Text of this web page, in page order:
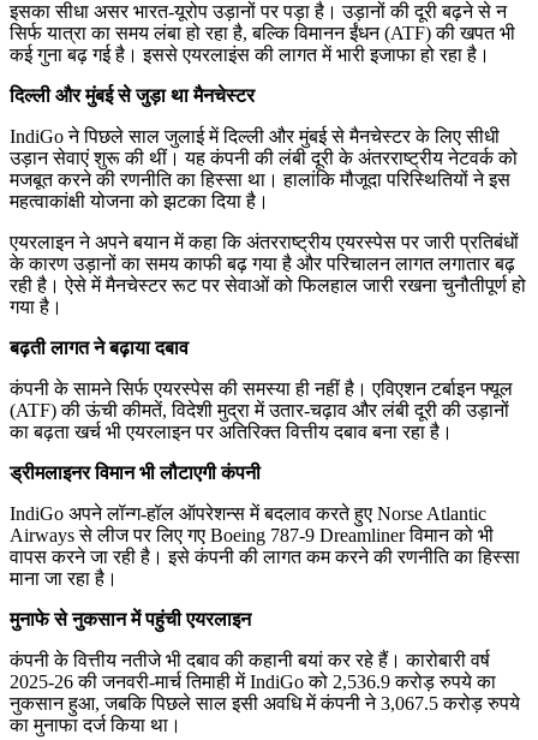
इसका सीधा असर भारत-यूरोप उड़ानों पर पड़ा है। उड़ानों की दूरी बढ़ने से न
सिर्फ यात्रा का समय लंबा हो रहा है, बल्कि विमानन ईंधन (ATF) की खपत भी
कई गुना बढ़ गई है। इससे एयरलाइंस की लागत में भारी इजाफा हो रहा है।
दिल्ली और मुंबई से जुड़ा था मैनचेस्टर
IndiGo ने पिछले साल जुलाई में दिल्ली और मुंबई से मैनचेस्टर के लिए सीधी
उड़ान सेवाएं शुरू की थीं। यह कंपनी की लंबी दूरी के अंतरराष्ट्रीय नेटवर्क को
मजबूत करने की रणनीति का हिस्सा था। हालांकि मौजूदा परिस्थितियों ने इस
महत्वाकांक्षी योजना को झटका दिया है।
एयरलाइन ने अपने बयान में कहा कि अंतरराष्ट्रीय एयरस्पेस पर जारी प्रतिबंधों
के कारण उड़ानों का समय काफी बढ़ गया है और परिचालन लागत लगातार बढ़
रही है। ऐसे में मैनचेस्टर रूट पर सेवाओं को फिलहाल जारी रखना चुनौतीपूर्ण हो
गया है।
बढ़ती लागत ने बढ़ाया दबाव
कंपनी के सामने सिर्फ एयरस्पेस की समस्या ही नहीं है। एविएशन टर्बाइन फ्यूल
(ATF) की ऊंची कीमतें, विदेशी मुद्रा में उतार-चढ़ाव और लंबी दूरी की उड़ानों
का बढ़ता खर्च भी एयरलाइन पर अतिरिक्त वित्तीय दबाव बना रहा है।
ड्रीमलाइनर विमान भी लौटाएगी कंपनी
IndiGo अपने लॉन्ग-हॉल ऑपरेशन्स में बदलाव करते हुए Norse Atlantic
Airways से लीज पर लिए गए Boeing 787-9 Dreamliner विमान को भी
वापस करने जा रही है। इसे कंपनी की लागत कम करने की रणनीति का हिस्सा
माना जा रहा है।
मुनाफे से नुकसान में पहुंची एयरलाइन
कंपनी के वित्तीय नतीजे भी दबाव की कहानी बयां कर रहे हैं। कारोबारी वर्ष
2025-26 की जनवरी-मार्च तिमाही में IndiGo को 2,536.9 करोड़ रुपये का
नुकसान हुआ, जबकि पिछले साल इसी अवधि में कंपनी ने 3,067.5 करोड़ रुपये
का मुनाफा दर्ज किया था।